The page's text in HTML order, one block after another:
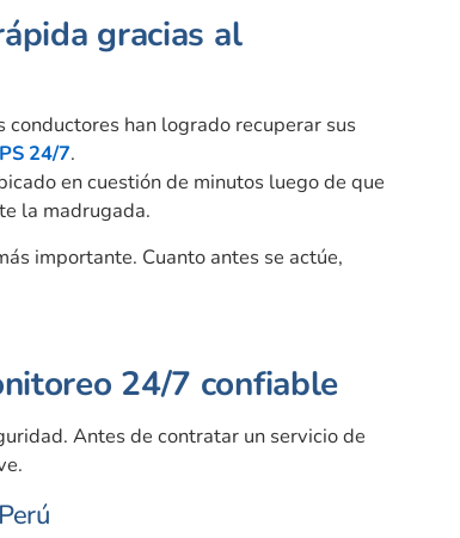
gracias al
conductores han logrado recuperar sus
24/7.
en cuestión de minutos luego de que
la madrugada.
importante. Cuanto antes se actúe,
24/7 confiable
Antes de contratar un servicio de